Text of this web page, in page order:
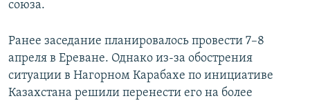
союза.
Ранее заседание планировалось провести 7–8
апреля в Ереване. Однако из-за обострения
ситуации в Нагорном Карабахе по инициативе
Казахстана решили перенести его на более